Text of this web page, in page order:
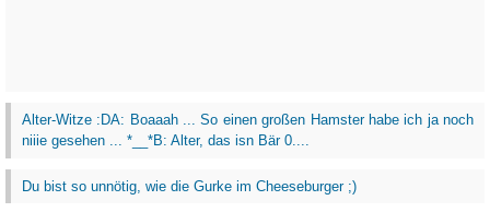
Alter-Witze :DA: Boaaah ... So einen großen Hamster habe ich ja noch
niiie gesehen ... *__*B: Alter, das isn Bär 0....
Du bist so unnötig, wie die Gurke im Cheeseburger ;)